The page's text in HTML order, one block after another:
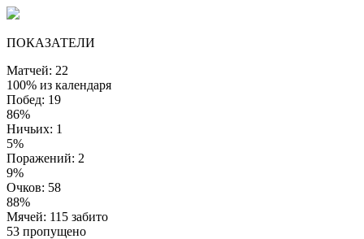
ПОКАЗАТЕЛИ
Матчей: 22
100% из календаря
Побед: 19
86%
Ничьих: 1
5%
Поражений: 2
9%
Очков: 58
88%
Мячей: 115 забито
53 пропущено